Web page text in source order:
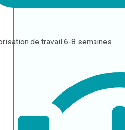
de travail 6-8 semaines